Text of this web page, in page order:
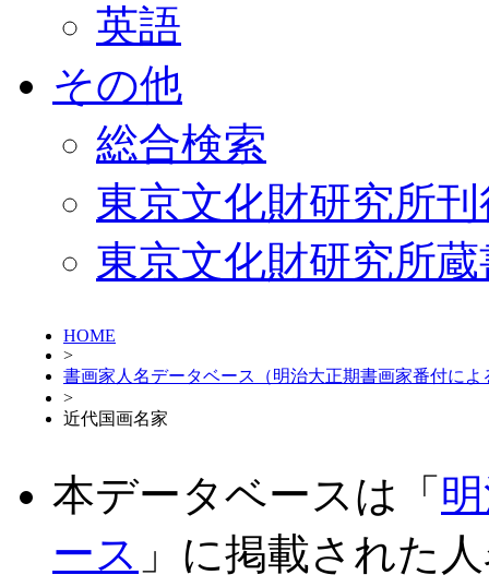
英語
その他
総合検索
東京文化財研究所
東京文化財研究所
HOME
>
書画家人名データベース（明治大正期書画家番付によ
>
近代国画名家
本データベースは「
ース 」に掲載された